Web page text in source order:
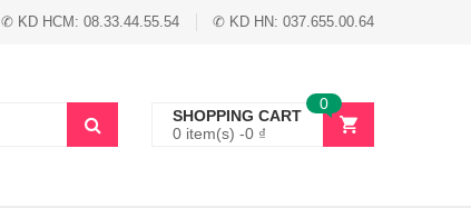
✆ KD HCM: 08.33.44.55.54 ✆ KD HN: 037.655.00.64
SHOPPING CART
0 item(s) -0 ₫
0